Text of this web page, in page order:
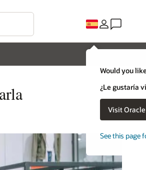
Would you
¿Le gustaría
Visit
See this page